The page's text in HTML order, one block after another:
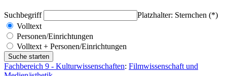
Suchbegriff
Platzhalter: Sternchen (*)
Volltext
Personen/Einrichtungen
Volltext + Personen/Einrichtungen
Fachbereich 9 - Kulturwissenschaften: Filmwissenschaft und